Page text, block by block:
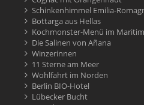
Schinkenhimmel Emilia-
Bottarga aus Hellas
Kochmonster-Menü im
Die Salinen von Añana
Winzerinnen
11 Sterne am Meer
Wohlfahrt im Norden
Berlin BIO-Hotel
Lübecker Bucht